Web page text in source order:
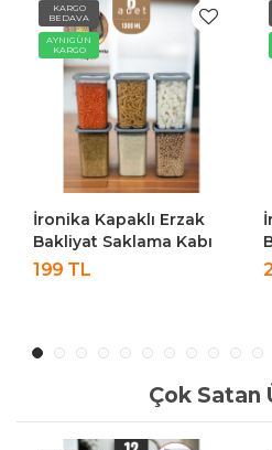
KARGO
BEDAVA
AYNIGÜN
KARGO
İronika Kapaklı Erzak
Bakliyat Saklama Kabı
Kare Saklama Kutusu
199 TL
Çok Satan